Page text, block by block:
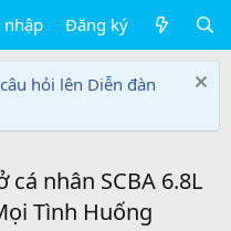
Đăng ký
hỏi lên Diễn đàn
nhân SCBA 6.8L
Tình Huống